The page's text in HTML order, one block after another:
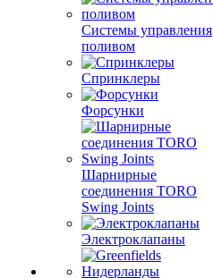
Системы управления
поливом
Спринклеры
Форсунки
Шарнирные
соединения TORO
Swing Joints
Электроклапаны